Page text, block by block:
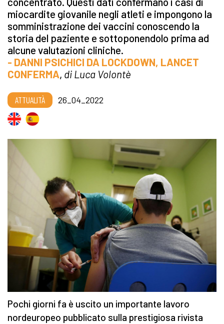
miocardite giovanile negli atleti e impongono la
somministrazione dei vaccini conoscendo la
storia del paziente e sottoponendolo prima ad
alcune valutazioni cliniche.
- DANNI PSICHICI DA LOCKDOWN, LANCET
CONFERMA, di Luca Volontè
ATTUALITÀ 26_04_2022
Pochi giorni fa è uscito un importante lavoro
nordeuropeo pubblicato sulla prestigiosa rivista